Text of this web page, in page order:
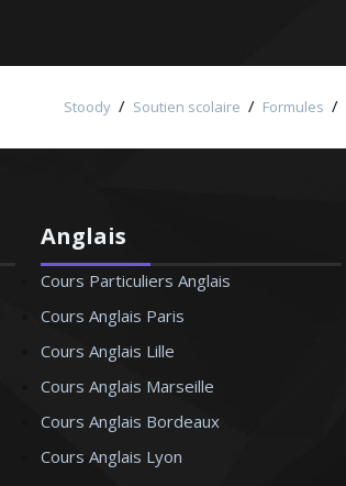
Stoody / Soutien scolaire / Formules /
Anglais
Cours Particuliers Anglais
Cours Anglais Paris
Cours Anglais Lille
Cours Anglais Marseille
Cours Anglais Bordeaux
Cours Anglais Lyon